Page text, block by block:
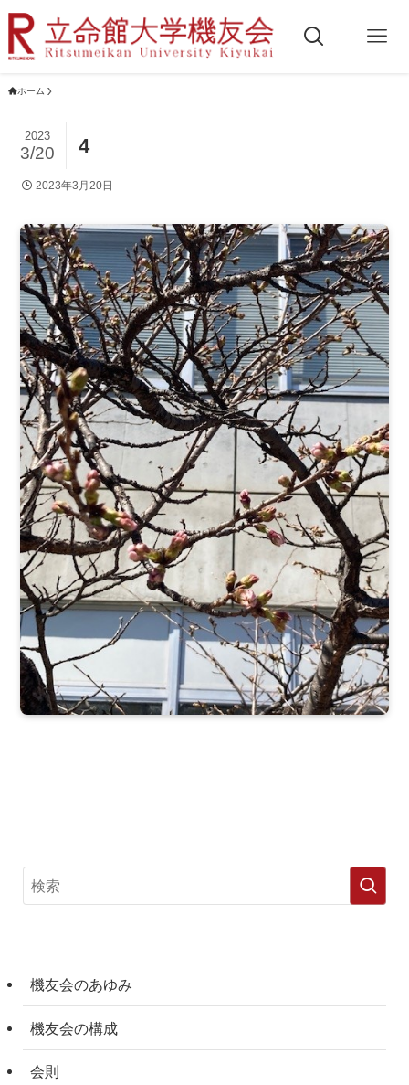
ホーム
4
2023
3/20
2023年3月20日
機友会のあゆみ
機友会の構成
会則